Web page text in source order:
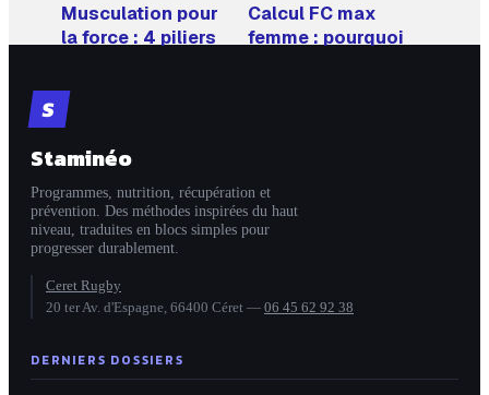
Musculation pour
la force : 4 piliers
décupler votre
puissance
Calcul FC max
femme : pourquoi
S
Staminéo
Programmes, nutrition, récupération et
prévention. Des méthodes inspirées du haut
niveau, traduites en blocs simples pour
progresser durablement.
Ceret Rugby
20 ter Av. d'Espagne, 66400 Céret — 06 45 62 92 38
DERNIERS DOSSIERS